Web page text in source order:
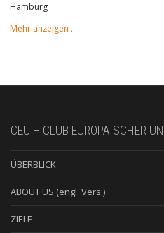
Hamburg
Mehr anzeigen …
CEU – CLUB EUROPÄISCHER
ÜBERBLICK
ABOUT US (engl. Vers.)
ZIELE